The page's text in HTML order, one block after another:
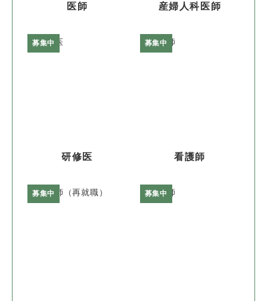
医師 産婦人科医師
募集中
研修医
募集中
看護師
募集中 募集中